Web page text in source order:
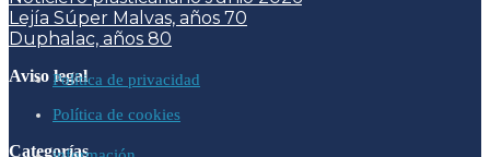
Lejía Súper Malvas, años 70
Duphalac, años 80
Aviso legalPolítica de privacidad
Política de cookies
Categorías